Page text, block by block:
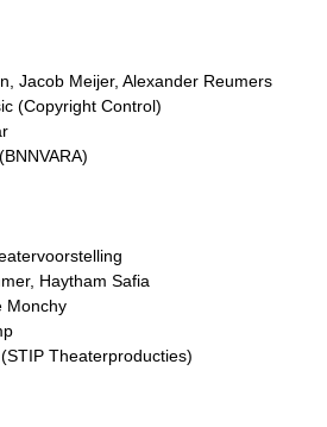
Jacob Meijer, Alexander Reumers
(Copyright Control)
Haytham Safia
Monchy
Theaterproducties)